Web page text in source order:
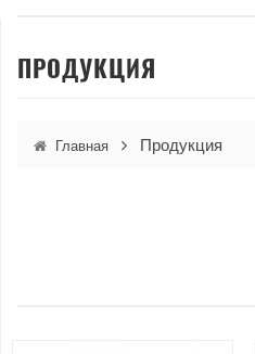
ПРОДУКЦИЯ
Главная Продукция